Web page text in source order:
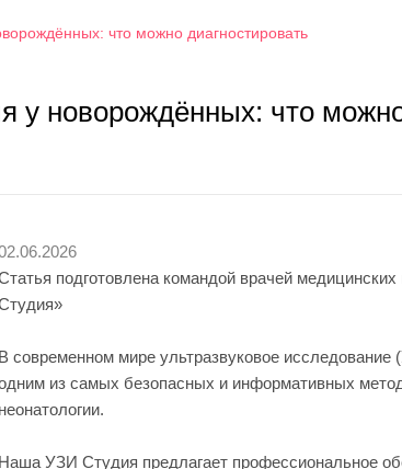
что можно диагностировать
у новорождённых: что
подготовлена командой врачей
В современном мире ультразвуковое исследование
из самых безопасных и информативных
неонатологии.
Наша УЗИ Студия предлагает профессиональное